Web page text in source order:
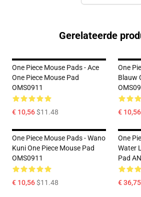
Gerelateerde
One Piece Mouse Pads - Ace
One Piece Mouse Pad
OMS0911
€ 10,56$11.48
One
Blauw
€ 10,56
One Piece Mouse Pads - Wano
Kuni One Piece Mouse Pad
OMS0911
€ 10,56$11.48
One
Water
Pad
€ 36,75